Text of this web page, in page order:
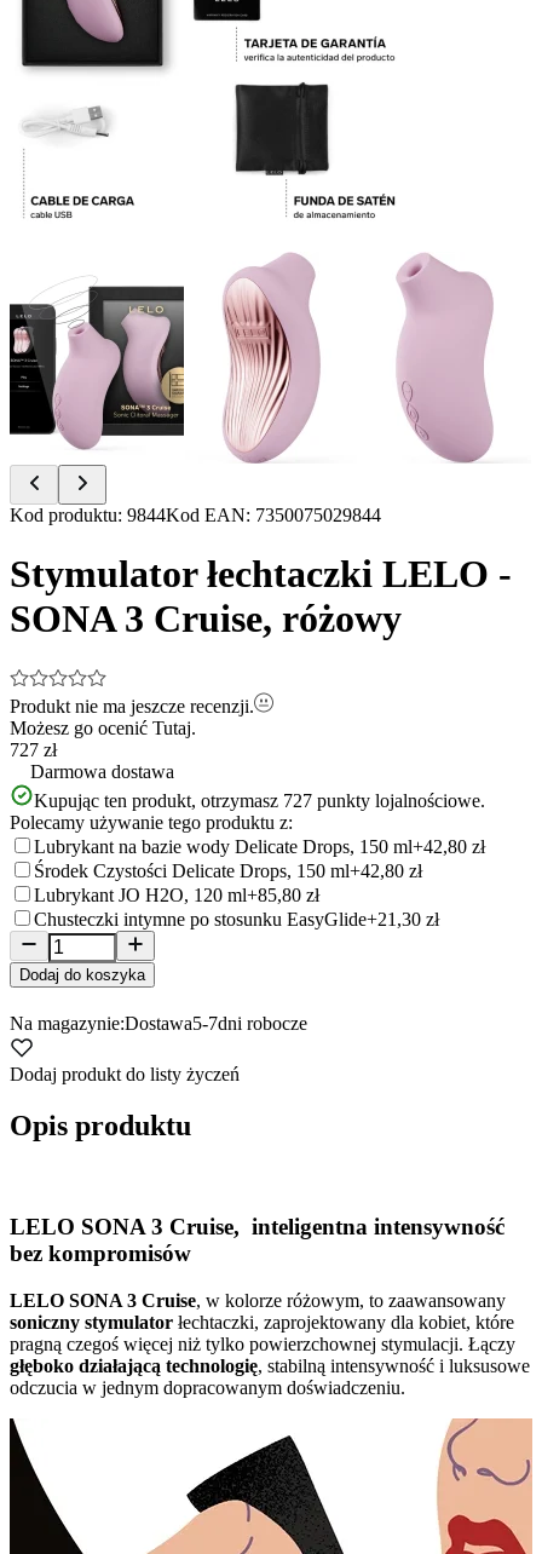
Item
of
5
Kod produktu: 9844Kod EAN: 7350075029844
Stymulator łechtaczki LELO -
SONA 3 Cruise, różowy
Produkt nie ma jeszcze recenzji.
Możesz go ocenić Tutaj.
727 zł
Darmowa dostawa
Kupując ten produkt, otrzymasz 727 punkty lojalnościowe.
Polecamy używanie tego produktu z:
Lubrykant na bazie wody Delicate Drops, 150 ml+42,80 zł
Środek Czystości Delicate Drops, 150 ml+42,80 zł
Lubrykant JO H2O, 120 ml+85,80 zł
Chusteczki intymne po stosunku EasyGlide+21,30 zł
Dodaj do koszyka
Na magazynie:Dostawa5-7dni robocze
Dodaj produkt do listy życzeń
Opis produktu
LELO SONA 3 Cruise, inteligentna intensywność
bez kompromisów
LELO SONA 3 Cruise, w kolorze różowym, to zaawansowany
soniczny stymulator łechtaczki, zaprojektowany dla kobiet, które
pragną czegoś więcej niż tylko powierzchownej stymulacji. Łączy
głęboko działającą technologię, stabilną intensywność i luksusowe
odczucia w jednym dopracowanym doświadczeniu.